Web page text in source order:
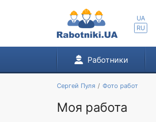
UA
RU
Работники
Сергей Пуля Фото работ
Моя работа